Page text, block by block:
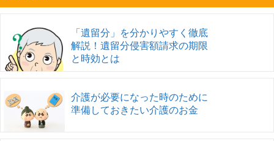
「遺留分」を分かりやすく徹底
解説！遺留分侵害額請求の期限
と時効とは
介護が必要になった時のために
準備しておきたい介護のお金